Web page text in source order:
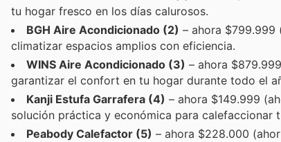
tu hogar fresco en los días calurosos.
BGH Aire Acondicionado (2) – ahora $799.999
climatizar espacios amplios con eficiencia.
WINS Aire Acondicionado (3) – ahora
garantizar el confort en tu hogar durante todo el
Kanji Estufa Garrafera (4) – ahora $149.999
solución práctica y económica para calefaccionar
Peabody Calefactor (5) – ahora $228.000